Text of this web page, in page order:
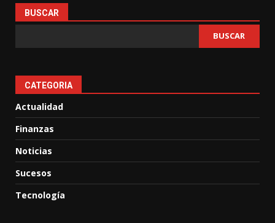
BUSCAR
BUSCAR
CATEGORIA
Actualidad
Finanzas
Noticias
Sucesos
Tecnología